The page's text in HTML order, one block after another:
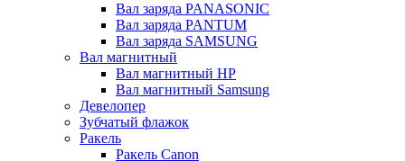
Вал заряда PANASONIC
Вал заряда PANTUM
Вал заряда SAMSUNG
Вал магнитный
Вал магнитный HP
Вал магнитный Samsung
Девелопер
Зубчатый флажок
Ракель
Ракель Canon